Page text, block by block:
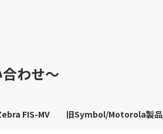
わせ～
FIS-MV 旧Symbol/Motorola製品